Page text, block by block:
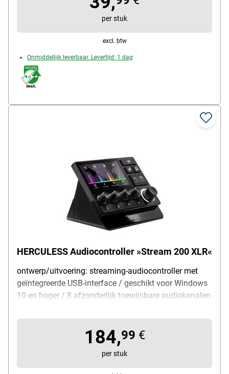
afmetingen (B/D/H): 36,5 cm / 23,5 / 25,5 cm,
leveringsomvang: megafoon / schouderriem
per stuk
excl. btw
Onmiddellijk leverbaar. Levertijd: 1 dag
HERCULESS Audiocontroller »Stream 200 XLR«
ontwerp/uitvoering: streaming-audiocontroller met
geïntegreerde USB-interface / geschikt voor Windows
10 en hoger / 8 afzonderlijk toewijsbare audiokanalen
(meervoudige demping / URL-launcher /
achtergrondwisseling e.a.) / microfoonaansluiting
met XLR/jack-combinatieaansluiting en inschakelbare
48 V fantoomvoeding / gekleurd 4,3"-LCD-display met
dynamische VU-meters voor gebruikers- en
184,99 €
per stuk